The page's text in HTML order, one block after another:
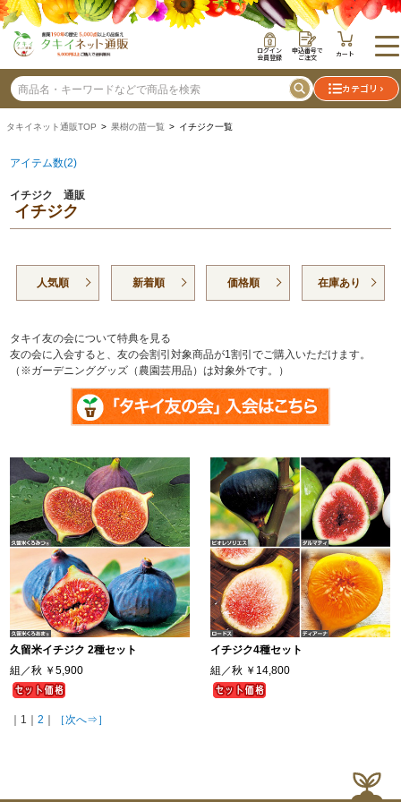
ログイン
会員登録
申込番号で
ご注文 カート
カテゴリ
タキイネット通販TOP > 果樹の苗一覧 > イチジク一覧
アイテム数(2)
イチジク 通販
イチジク
人気順 新着順 価格順 在庫あり
タキイ友の会について特典を見る
友の会に入会すると、友の会割引対象商品が1割引でご購入いただけます。
（※ガーデニンググッズ（農園芸用品）は対象外です。）
久留米イチジク 2種セット
組／秋 ￥5,900
イチジク4種セット
組／秋 ￥14,800
｜1｜2 ｜ ［次へ⇒］